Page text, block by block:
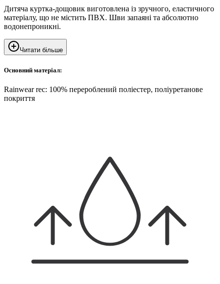
Дитяча куртка-дощовик виготовлена із зручного, еластичного
матеріалу, що не містить ПВХ. Шви запаяні та абсолютно
водонепроникні.
Читати більше
Основний матеріал:
Rainwear rec: 100% перероблений поліестер, поліуретанове
покриття